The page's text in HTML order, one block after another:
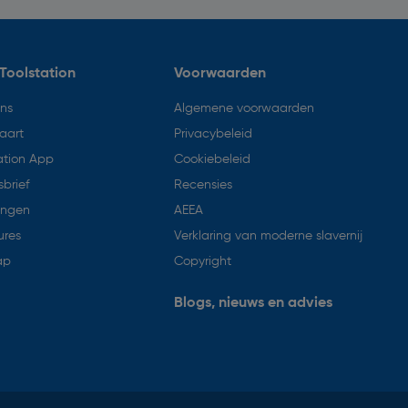
App
Voorwaarden
Algemene voorwaarden
Privacybeleid
Cookiebeleid
Recensies
AEEA
Verklaring van moderne slavernij
Copyright
Blogs, nieuws en advies